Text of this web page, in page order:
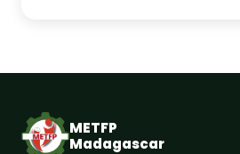
METFP
Madagascar